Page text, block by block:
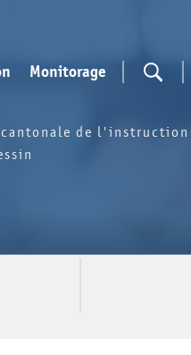
Monitorage
de l'instruction